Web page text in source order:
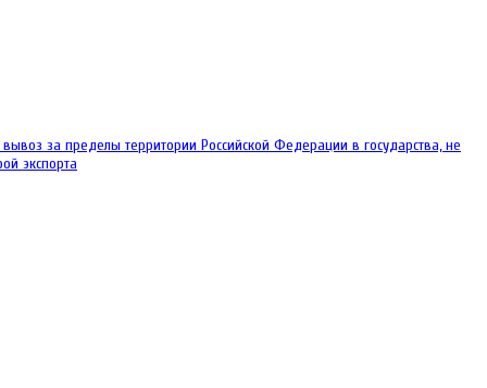
за пределы территории Российской Федерации в государства, не
экспорта